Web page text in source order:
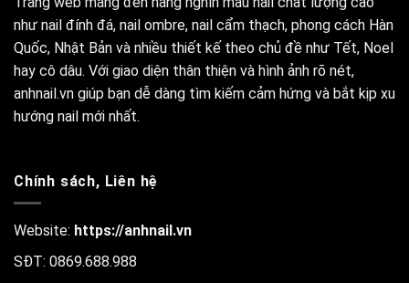
như nail đính đá, nail ombre, nail cẩm thạch, phong cách Hàn
Quốc, Nhật Bản và nhiều thiết kế theo chủ đề như Tết, Noel
hay cô dâu. Với giao diện thân thiện và hình ảnh rõ nét,
anhnail.vn giúp bạn dễ dàng tìm kiếm cảm hứng và bắt kịp xu
hướng nail mới nhất.
Chính sách, Liên hệ
Website: https://anhnail.vn
SĐT: 0869.688.988